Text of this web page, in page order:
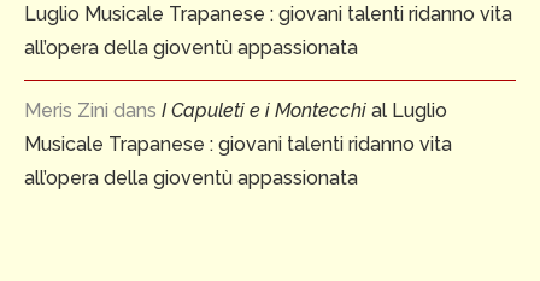
Luglio Musicale Trapanese : giovani talenti ridanno vita
all’opera della gioventù appassionata
Meris Zini dans I Capuleti e i Montecchi al Luglio
Musicale Trapanese : giovani talenti ridanno vita
all’opera della gioventù appassionata